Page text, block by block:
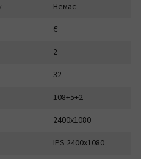
Немає
Є
2
32
108+5+2
2400x1080
IPS 2400x1080